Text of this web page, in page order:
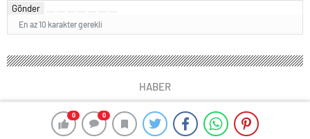
0 0
Gönder
En az 10 karakter gerekli
HABER